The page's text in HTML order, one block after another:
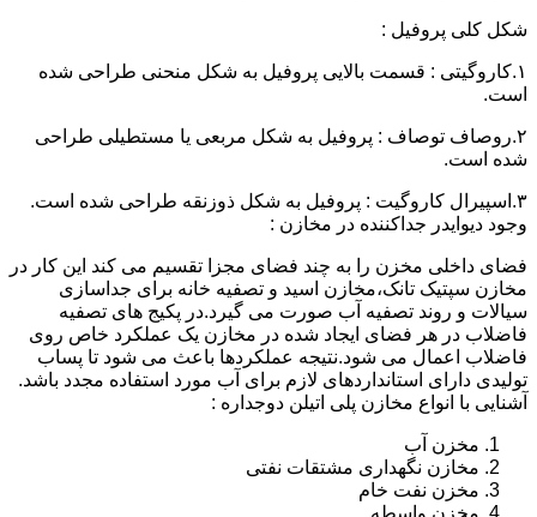
شکل کلی پروفیل :
۱.کاروگیتی : قسمت بالایی پروفیل به شکل منحنی طراحی شده
است.
۲.روصاف توصاف : پروفیل به شکل مربعی یا مستطیلی طراحی
شده است.
۳.اسپیرال کاروگیت : پروفیل به شکل ذوزنقه طراحی شده است.
وجود دیوایدر جداکننده در مخازن :
فضای داخلی مخزن را به چند فضای مجزا تقسیم می کند این کار در
مخازن سپتیک تانک،مخازن اسید و تصفیه خانه برای جداسازی
سیالات و روند تصفیه آب صورت می گیرد.در پکیج های تصفیه
فاضلاب در هر فضای ایجاد شده در مخازن یک عملکرد خاص روی
فاضلاب اعمال می شود.نتیجه عملکردها باعث می شود تا پساب
تولیدی دارای استانداردهای لازم برای آب مورد استفاده مجدد باشد.
آشنایی با انواع مخازن پلی اتیلن دوجداره :
مخزن آب
مخازن نگهداری مشتقات نفتی
مخزن نفت خام
مخزن واسطه